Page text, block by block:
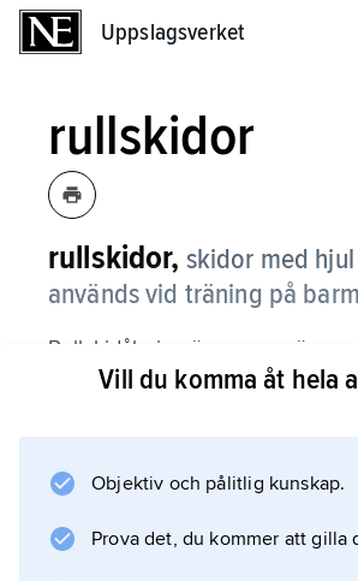
Uppslagsverket
rullskidor
rullskidor, skidor med
används vid träning på
Rullskidåkning är numera även
tävlingsdisciplin inom skidsport
Information om artikeln
Vill du komma åt hela
Objektiv och pålitlig kunskap.
Prova det, du kommer att gilla